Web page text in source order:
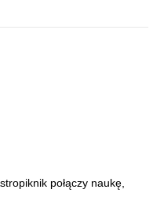
połączy naukę,